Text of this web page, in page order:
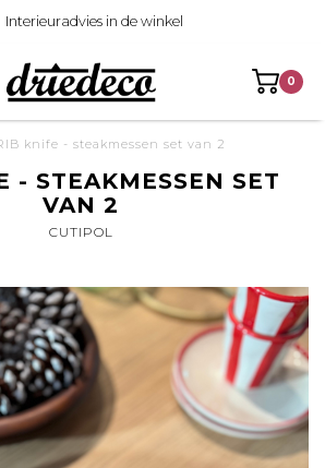
Interieuradvies in de winkel
0
knife - steakmessen set van 2
- STEAKMESSEN SET
VAN 2
CUTIPOL